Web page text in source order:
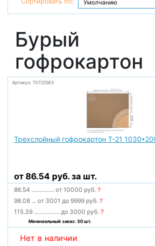
Бурый
гофрокартон
Артикул: 70722583
Трехслойный гофрокартон Т-21
от 86.54 руб. за шт.
86.54 ............... от 10000 руб.?
98.08 ... от 3001 до 9999 руб.?
115.39 ................. до 3000 руб.?
Минимальный заказ: 30 шт.
Нет в наличии